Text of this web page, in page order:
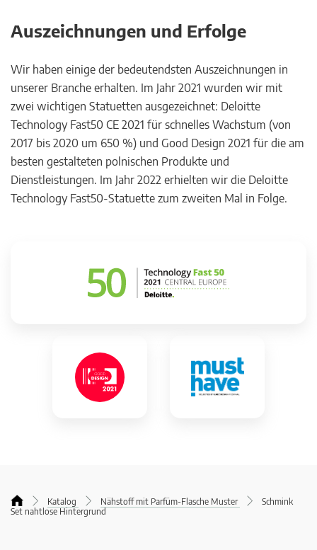
Auszeichnungen und Erfolge
Wir haben einige der bedeutendsten Auszeichnungen in
unserer Branche erhalten. Im Jahr 2021 wurden wir mit
zwei wichtigen Statuetten ausgezeichnet: Deloitte
Technology Fast50 CE 2021 für schnelles Wachstum (von
2017 bis 2020 um 650 %) und Good Design 2021 für die am
besten gestalteten polnischen Produkte und
Dienstleistungen. Im Jahr 2022 erhielten wir die Deloitte
Technology Fast50-Statuette zum zweiten Mal in Folge.
Katalog Nähstoff mit Parfüm-Flasche Muster
Schmink
Set nahtlose Hintergrund